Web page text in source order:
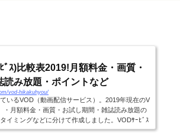
ﾞｽ)比較表2019!月額料金・画質・
読み放題・ポイントなど
vod-hikakuhyou/
いるVOD（動画配信サービス）。2019年現在のV
・月額料金・画質・お試し期間・雑誌読み放題の
イミングなどに分けて作成しました。VODｻｰﾋﾞｽ
画質・お試し期間・雑誌読...